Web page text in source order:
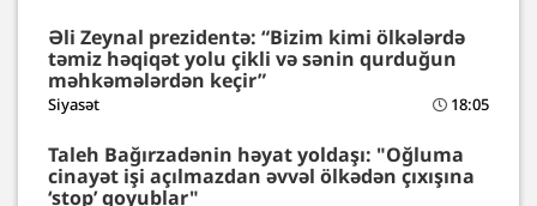
Əli Zeynal prezidentə: “Bizim kimi ölkələrdə
təmiz həqiqət yolu çikli və sənin qurduğun
məhkəmələrdən keçir”
Siyasət 18:05
Taleh Bağırzadənin həyat yoldaşı: "Oğluma
cinayət işi açılmazdan əvvəl ölkədən çıxışına
‘stop’ qoyublar"